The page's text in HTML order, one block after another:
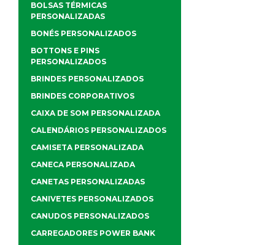
BOLSAS TÉRMICAS
PERSONALIZADAS
BONÉS PERSONALIZADOS
BOTTONS E PINS
PERSONALIZADOS
BRINDES PERSONALIZADOS
BRINDES CORPORATIVOS
CAIXA DE SOM PERSONALIZADA
CALENDÁRIOS PERSONALIZADOS
CAMISETA PERSONALIZADA
CANECA PERSONALIZADA
CANETAS PERSONALIZADAS
CANIVETES PERSONALIZADOS
CANUDOS PERSONALIZADOS
CARREGADORES POWER BANK